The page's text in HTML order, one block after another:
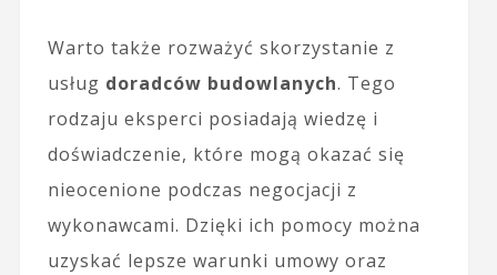
Warto także rozważyć skorzystanie z
usług doradców budowlanych. Tego
rodzaju eksperci posiadają wiedzę i
doświadczenie, które mogą okazać się
nieocenione podczas negocjacji z
wykonawcami. Dzięki ich pomocy można
uzyskać lepsze warunki umowy oraz